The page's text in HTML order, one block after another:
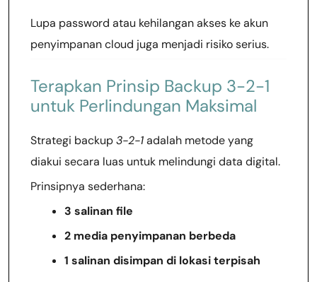
Lupa password atau kehilangan akses ke akun
penyimpanan cloud juga menjadi risiko serius.
Terapkan Prinsip Backup 3-2-1
untuk Perlindungan Maksimal
Strategi backup3-2-1adalah metode yang
diakui secara luas untuk melindungi data digital.
Prinsipnya sederhana:
3 salinan file
2 media penyimpanan berbeda
1 salinan disimpan di lokasi terpisah